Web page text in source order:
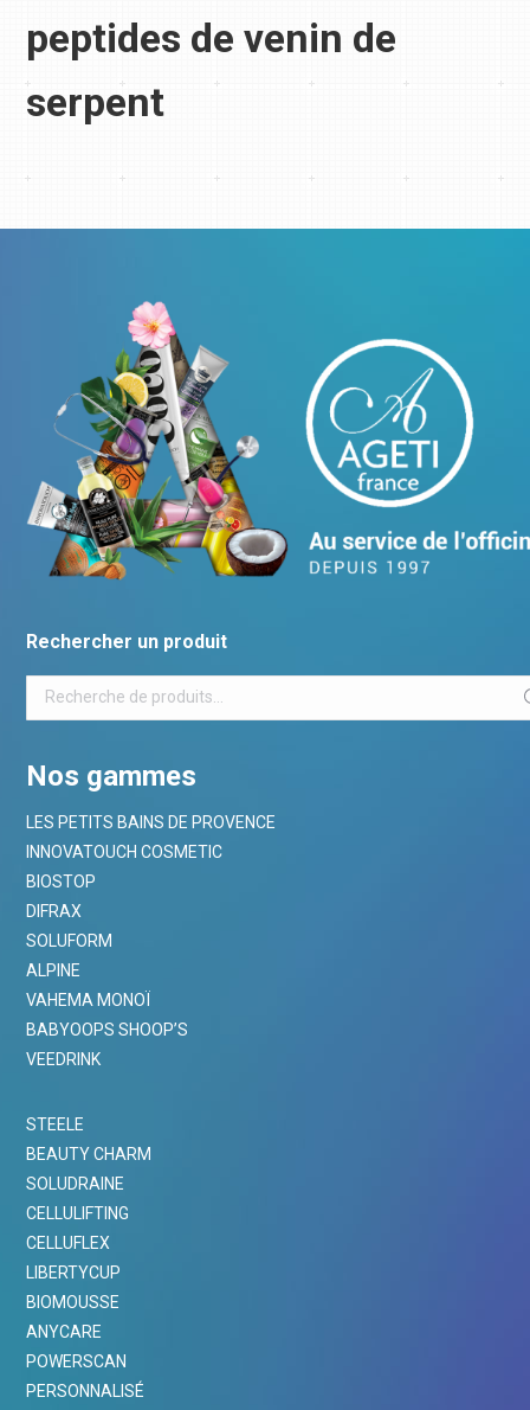
peptides de venin de
serpent
Rechercher un produit
Nos gammes
LES PETITS BAINS DE PROVENCE
INNOVATOUCH COSMETIC
BIOSTOP
DIFRAX
SOLUFORM
ALPINE
VAHEMA MONOÏ
BABYOOPS SHOOP’S
VEEDRINK
STEELE
BEAUTY CHARM
SOLUDRAINE
CELLULIFTING
CELLUFLEX
LIBERTYCUP
BIOMOUSSE
ANYCARE
POWERSCAN
PERSONNALISÉ